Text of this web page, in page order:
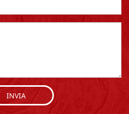
INVIA